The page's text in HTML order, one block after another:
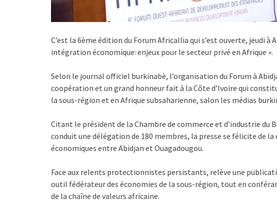
C’est la 6ème édition du Forum Africallia qui s’est ouverte, jeudi à
intégration économique: enjeux pour le secteur privé en Afrique ».
Selon le journal officiel burkinabè, l’organisation du Forum à
coopération et un grand honneur fait à la Côte d’Ivoire qui
la sous-région et en Afrique subsaharienne, salon les médias
Citant le président de la Chambre de commerce et d’industrie du
conduit une délégation de 180 membres, la presse se félicite de
économiques entre Abidjan et Ouagadougou.
Face aux relents protectionnistes persistants, relève une
outil fédérateur des économies de la sous-région, tout en
de la chaîne de valeurs africaine.